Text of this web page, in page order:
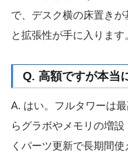
で、デスク横の床置き
と拡張性が手に入ります
Q. 高額ですが本当
A. はい。フルタワーは
らグラボやメモリの増
くパーツ更新で長期間